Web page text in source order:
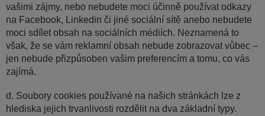
vašimi zájmy, nebo nebudete moci účinně používat odkazy
na Facebook, Linkedin či jiné sociální sítě anebo nebudete
moci sdílet obsah na sociálních médiích. Neznamená to
však, že se vám reklamní obsah nebude zobrazovat vůbec –
jen nebude přizpůsoben vašim preferencím a tomu, co vás
zajímá.
d. Soubory cookies používané na našich stránkách lze z
hlediska jejich trvanlivosti rozdělit na dva základní typy.